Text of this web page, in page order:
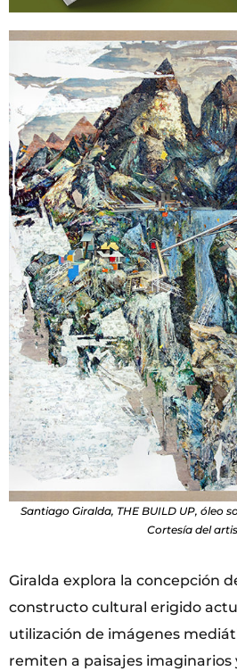
Santiago Giralda, THE BUILD UP, óleo
Cortesía del
Giralda explora la concepción
constructo cultural erigido
utilización de imágenes
remiten a paisajes imaginarios